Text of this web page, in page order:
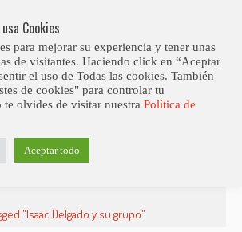
Club Contest.
"Isaac Delgado y su grupo"
Cookies
para mejorar su experiencia y tener unas
de visitantes. Haciendo click en “Aceptar
el uso de Todas las cookies. También
de cookies" para controlar tu
olvides de visitar nuestra Política de
Aceptar todo